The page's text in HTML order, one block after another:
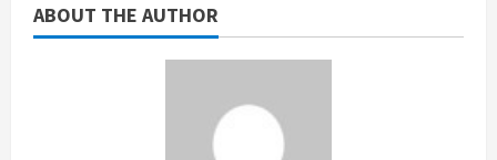
ABOUT THE AUTHOR